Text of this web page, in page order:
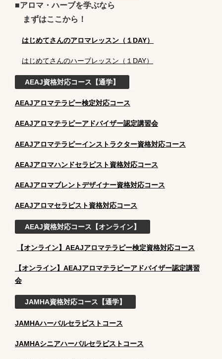
■アロマ・ハーブを学ぶなら
まずはここから！
はじめてさんのアロマレッスン（１DAY）
はじめてさんのハーブレッスン（１DAY）
AEAJ資格対応コース【通学】
AEAJアロマテラピー検定対応コース
AEAJアロマテラピーアドバイザー認定講習会
AEAJアロマテラピーインストラクター資格対応コース
AEAJアロマハンドセラピスト資格対応コース
AEAJアロマブレントデザイナー資格対応コース
AEAJアロマセラピスト資格対応コース
AEAJ資格対応コース【オンライン】
【オンライン】AEAJアロマテラピー検定資格対応コース
【オンライン】AEAJアロマテラピーアドバイザー認定講習
会
JAMHA資格対応コース【通学】
JAMHAハーバルセラピストコース
JAMHAシニアハーバルセラピストコース